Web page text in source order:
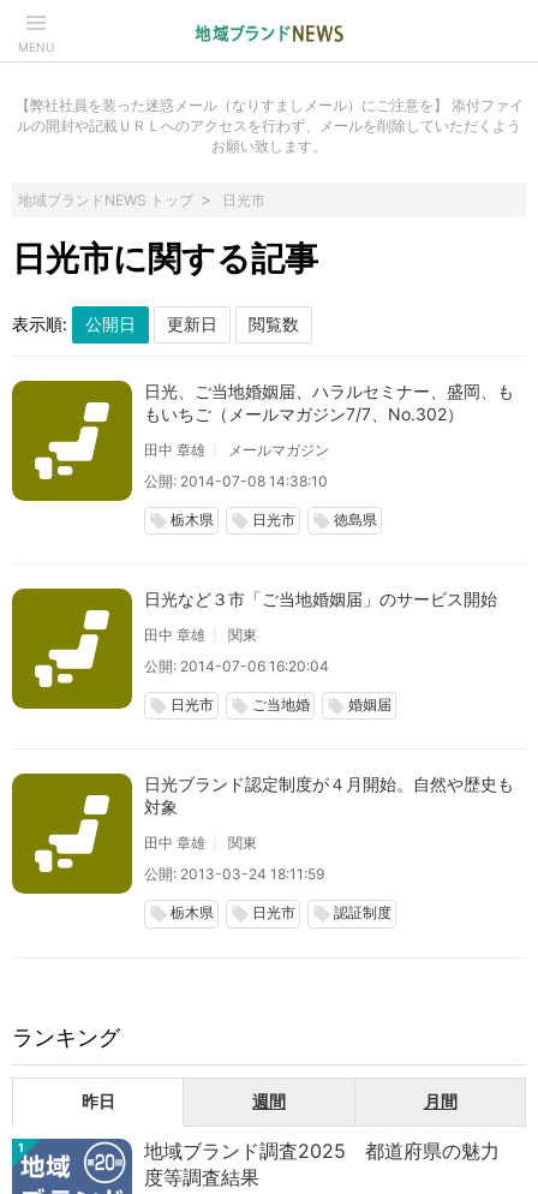
MENU
【弊社社員を装った迷惑メール（なりすましメール）にご注意を】 添付ファイ
ルの開封や記載ＵＲＬへのアクセスを行わず、メールを削除していただくよう
お願い致します。
地域ブランドNEWS トップ 日光市
日光市に関する記事
表示順:
日光、ご当地婚姻届、ハラルセミナー、盛岡、も
もいちご（メールマガジン7/7、No.302）
田中 章雄
メールマガジン
公開: 2014-07-08 14:38:10
local_offer 栃木県 local_offer 日光市 local_offer 徳島県
日光など３市「ご当地婚姻届」のサービス開始
田中 章雄
関東
公開: 2014-07-06 16:20:04
local_offer 日光市 local_offer ご当地婚 local_offer 婚姻届
日光ブランド認定制度が４月開始。自然や歴史も
対象
田中 章雄
関東
公開: 2013-03-24 18:11:59
local_offer 栃木県 local_offer 日光市 local_offer 認証制度
ランキング
昨日 週間 月間
1
地域ブランド調査2025 都道府県の魅力
度等調査結果